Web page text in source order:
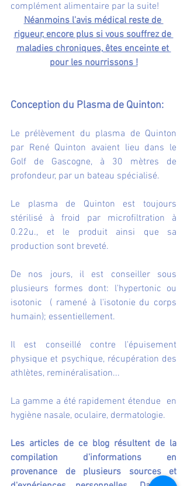
complément alimentaire par la suite!
Néanmoins l'avis médical reste de
rigueur, encore plus si vous souffrez de
maladies chroniques, êtes enceinte et
pour les nourrissons !
Conception du Plasma de Quinton:
Le prélèvement du plasma de Quinton
par René Quinton avaient lieu dans le
Golf de Gascogne, à 30 mètres de
profondeur, par un bateau spécialisé.
Le plasma de Quinton est toujours
stérilisé à froid par microfiltration à
0.22u., et le produit ainsi que sa
production sont breveté.
De nos jours, il est conseiller sous
plusieurs formes dont: l'hypertonic ou
isotonic  ( ramené à l'isotonie du corps
humain); essentiellement.
Il est conseillé contre l'épuisement
physique et psychique, récupération des
athlètes, reminéralisation...
La gamme a été rapidement étendue  en
hygiène nasale, oculaire, dermatologie.
Les articles de ce blog résultent de la
compilation d'informations en
provenance de plusieurs sources et